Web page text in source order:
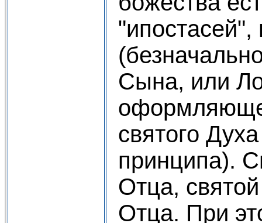
Сына, или
святого
принципа).
Отца,
Отца. При